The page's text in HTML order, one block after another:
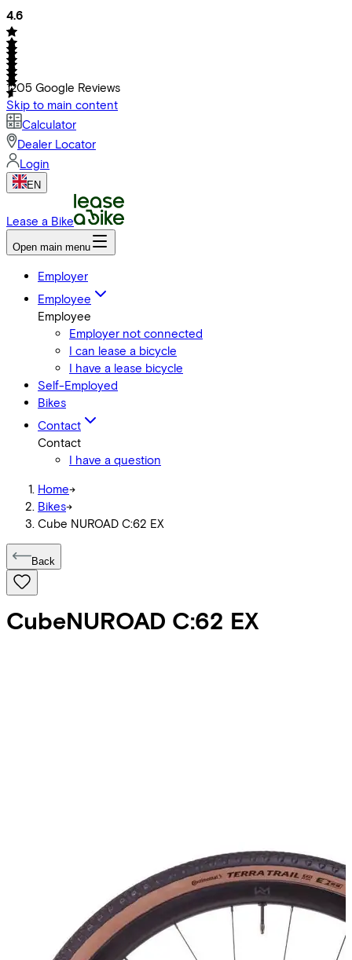
4.6
1205 Google Reviews
Skip to main content
Calculator
Dealer Locator
Login
EN
Lease a Bike
Open main menu
Employer
Employee
Employee
Employer not connected
I can lease a bicycle
I have a lease bicycle
Self-Employed
Bikes
Contact
Contact
I have a question
Home->
Bikes->
Cube NUROAD C:62 EX
Back
CubeNUROAD C:62 EX